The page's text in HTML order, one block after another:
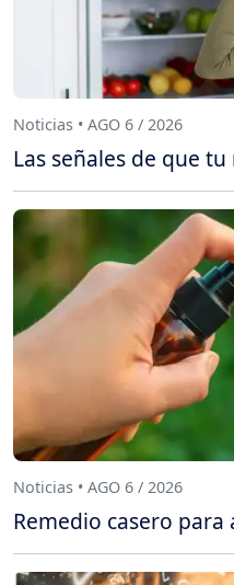
Noticias • AGO 6 / 2026
Las señales de que
Noticias • AGO 6 / 2026
Remedio casero